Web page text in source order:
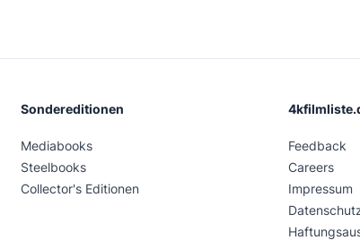
Sondereditionen
Mediabooks
Steelbooks
Collector's Editionen
Feedback
Careers
Impressum